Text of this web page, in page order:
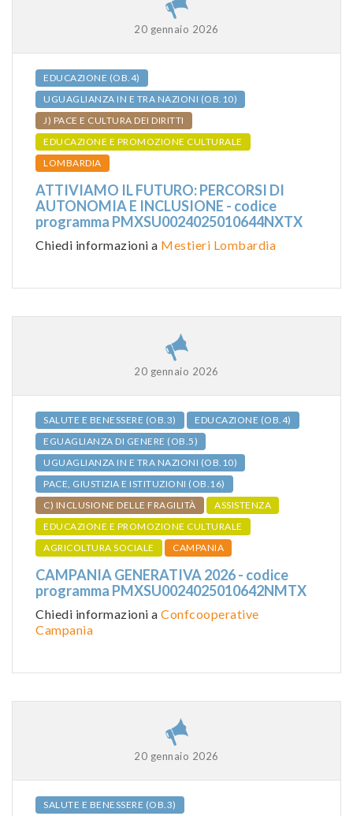
20 gennaio 2026
EDUCAZIONE (OB.4)
UGUAGLIANZA IN E TRA NAZIONI (OB.10)
J) PACE E CULTURA DEI DIRITTI
EDUCAZIONE E PROMOZIONE CULTURALE
LOMBARDIA
ATTIVIAMO IL FUTURO: PERCORSI DI
AUTONOMIA E INCLUSIONE - codice
programma PMXSU0024025010644NXTX
Chiedi informazioni a Mestieri Lombardia
20 gennaio 2026
SALUTE E BENESSERE (OB.3)
EDUCAZIONE (OB.4)
EGUAGLIANZA DI GENERE (OB.5)
UGUAGLIANZA IN E TRA NAZIONI (OB.10)
PACE, GIUSTIZIA E ISTITUZIONI (OB.16)
C) INCLUSIONE DELLE FRAGILITÀ
ASSISTENZA
EDUCAZIONE E PROMOZIONE CULTURALE
AGRICOLTURA SOCIALE
CAMPANIA
CAMPANIA GENERATIVA 2026 - codice
programma PMXSU0024025010642NMTX
Chiedi informazioni a Confcooperative
Campania
20 gennaio 2026
SALUTE E BENESSERE (OB.3)